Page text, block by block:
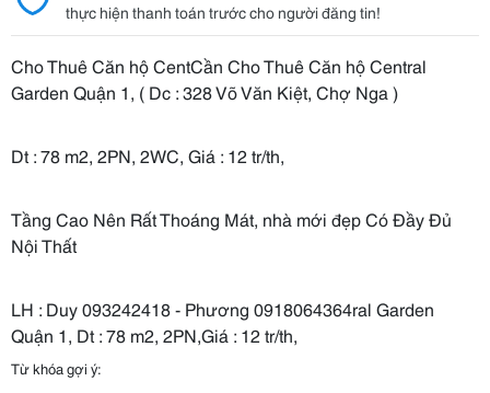
thực hiện thanh toán trước cho người đăng tin!
Cho Thuê Căn hộ CentCần Cho Thuê Căn hộ Central
Garden Quận 1, ( Dc : 328 Võ Văn Kiệt, Chợ Nga )
Dt : 78 m2, 2PN, 2WC, Giá : 12 tr/th,
Tầng Cao Nên Rất Thoáng Mát, nhà mới đẹp Có Đầy Đủ
Nội Thất
LH : Duy 093242418 - Phương 0918064364ral Garden
Quận 1, Dt : 78 m2, 2PN,Giá : 12 tr/th,
Từ khóa gợi ý: